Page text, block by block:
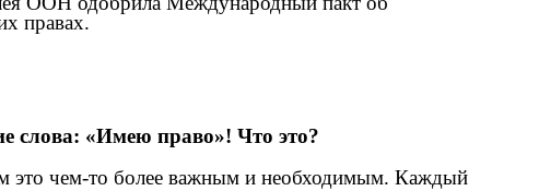
правах.
слова: «Имею право»! Что это?
это чем-то более важным и необходимым. Каждый